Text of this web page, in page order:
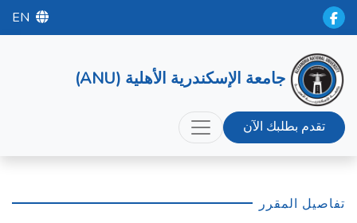
EN
جامعة الإسكندرية الأهلية (ANU)
تقدم بطلبك الآن
تفاصيل المقرر